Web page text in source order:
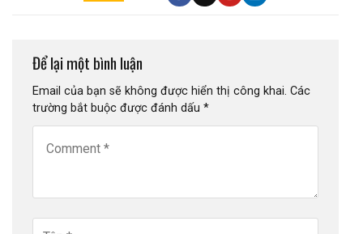
Để lại một bình luận
Email của bạn sẽ không được hiển thị công khai. Các
trường bắt buộc được đánh dấu *